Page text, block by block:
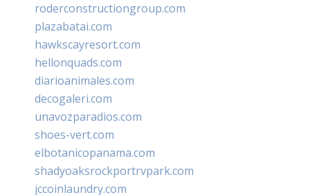
roderconstructiongroup.com
plazabatai.com
hawkscayresort.com
hellonquads.com
diarioanimales.com
decogaleri.com
unavozparadios.com
shoes-vert.com
elbotanicopanama.com
shadyoaksrockportrvpark.com
jccoinlaundry.com